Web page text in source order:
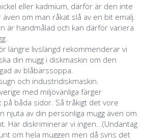
eller kadmium, därför är den inte
om man råkat slå av en bit emalj.
är handmålad och kan därför variera
längre livslängd rekommenderar vi
din mugg i diskmaskin om den
av blåbärssoppa.
och industridiskmaskin.
med miljövänliga färger
på båda sidor. Så tråkigt det vore
njuta av din personliga mugg även om
Här diskriminerar vi ingen...(Undantag
om hela muggen men då syns det